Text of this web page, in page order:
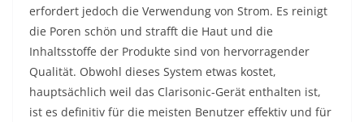
erfordert jedoch die Verwendung von Strom. Es reinigt
die Poren schön und strafft die Haut und die
Inhaltsstoffe der Produkte sind von hervorragender
Qualität. Obwohl dieses System etwas kostet,
hauptsächlich weil das Clarisonic-Gerät enthalten ist,
ist es definitiv für die meisten Benutzer effektiv und für